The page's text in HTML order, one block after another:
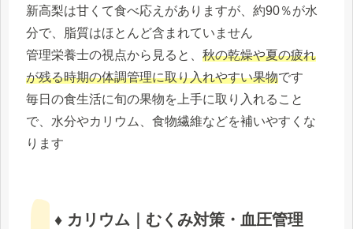
新高梨は甘くて食べ応えがありますが、約90％が水
分で、脂質はほとんど含まれていません
管理栄養士の視点から見ると、 秋の乾燥や夏の疲れ
が残る時期の体調管理に取り入れやすい果物です
毎日の食生活に旬の果物を上手に取り入れること
で、水分やカリウム、食物繊維などを補いやすくな
ります
♦ カリウム｜むくみ対策・血圧管理